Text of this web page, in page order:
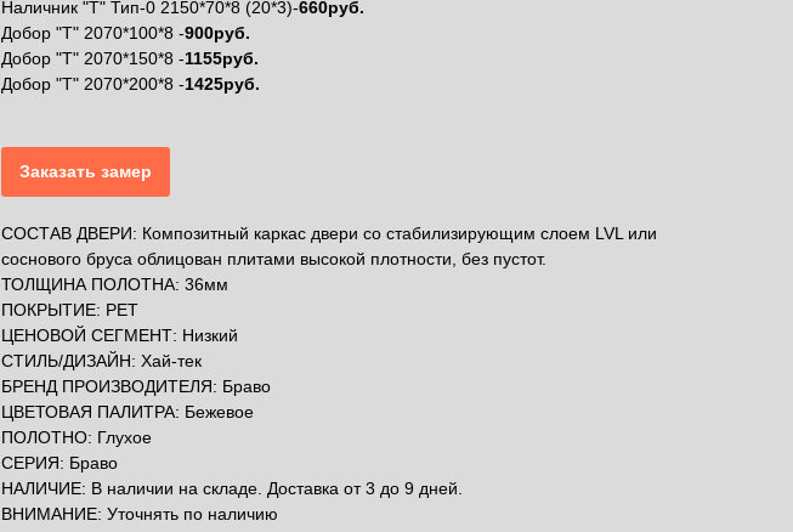
Наличник "Т" Тип-0 2150*70*8 (20*3)-660руб.
Добор "Т" 2070*100*8 -900руб.
Добор "Т" 2070*150*8 -1155руб.
Добор "Т" 2070*200*8 -1425руб.
Заказать замер
СОСТАВ ДВЕРИ: Композитный каркас двери со стабилизирующим слоем LVL или
соснового бруса облицован плитами высокой плотности, без пустот.
ТОЛЩИНА ПОЛОТНА: 36мм
ПОКРЫТИЕ: PET
ЦЕНОВОЙ СЕГМЕНТ: Низкий
СТИЛЬ/ДИЗАЙН: Хай-тек
БРЕНД ПРОИЗВОДИТЕЛЯ: Браво
ЦВЕТОВАЯ ПАЛИТРА: Бежевое
ПОЛОТНО: Глухое
СЕРИЯ: Браво
НАЛИЧИЕ: В наличии на складе. Доставка от 3 до 9 дней.
ВНИМАНИЕ: Уточнять по наличию